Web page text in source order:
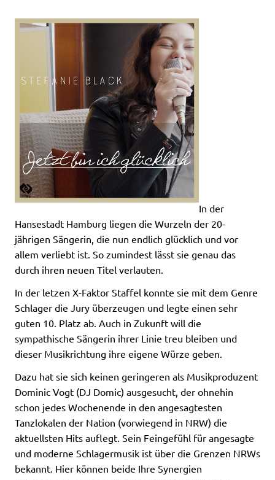
In der
Hansestadt Hamburg liegen die Wurzeln der 20-
jährigen Sängerin, die nun endlich glücklich und vor
allem verliebt ist. So zumindest lässt sie genau das
durch ihren neuen Titel verlauten.
In der letzen X-Faktor Staffel konnte sie mit dem Genre
Schlager die Jury überzeugen und legte einen sehr
guten 10. Platz ab. Auch in Zukunft will die
sympathische Sängerin ihrer Linie treu bleiben und
dieser Musikrichtung ihre eigene Würze geben.
Dazu hat sie sich keinen geringeren als Musikproduzent
Dominic Vogt (DJ Domic) ausgesucht, der ohnehin
schon jedes Wochenende in den angesagtesten
Tanzlokalen der Nation (vorwiegend in NRW) die
aktuellsten Hits auflegt. Sein Feingefühl für angesagte
und moderne Schlagermusik ist über die Grenzen NRWs
bekannt. Hier können beide Ihre Synergien